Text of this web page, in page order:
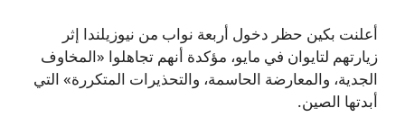
أعلنت بكين حظر دخول أربعة نواب من نيوزيلندا إثر
زيارتهم لتايوان في مايو، مؤكدة أنهم تجاهلوا «المخاوف
الجدية، والمعارضة الحاسمة، والتحذيرات المتكررة» التي
أبدتها الصين.